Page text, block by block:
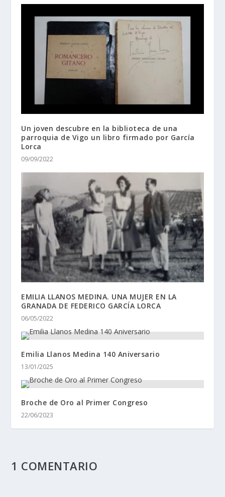
Un joven descubre en la biblioteca de una
parroquia de Vigo un libro firmado por García
Lorca
09/09/2022
EMILIA LLANOS MEDINA. UNA MUJER EN LA
GRANADA DE FEDERICO GARCÍA LORCA
06/05/2022
Emilia Llanos Medina 140 Aniversario
13/01/2025
Broche de Oro al Primer Congreso
22/06/2023
1 COMENTARIO